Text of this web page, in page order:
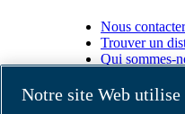
Nous contacter
Trouver un
Qui sommes-
Notre site Web utilise